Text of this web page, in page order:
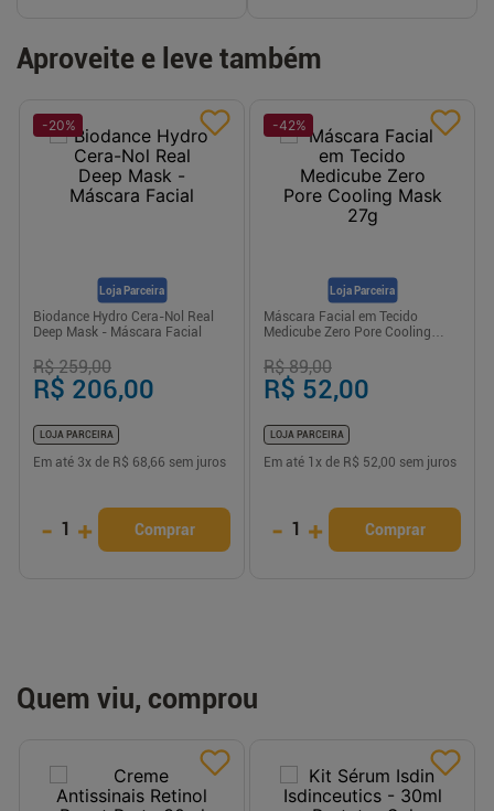
Aproveite e leve também
Loja Parceira
-20%
Biodance Hydro Cera-Nol Real
Deep Mask - Máscara Facial
R$ 259,00
R$ 206,00
LOJA PARCEIRA
Em até 3x de R$ 68,66 sem juros
- 1 + Comprar
Loja Parceira
-42%
Máscara Facial em Tecido
Medicube Zero Pore Cooling
R$ 89,00
R$ 52,00
LOJA PARCEIRA
Em até 1 x de R$ 52,00 sem juros
- 1 + Comprar
Quem viu, comprou